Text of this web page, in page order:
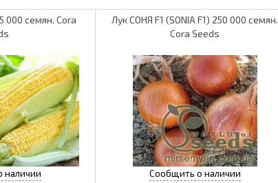
000 семян. Cora
Лук СОНЯ F1 (SONIA F1) 250 000 семян.
Cora Seeds